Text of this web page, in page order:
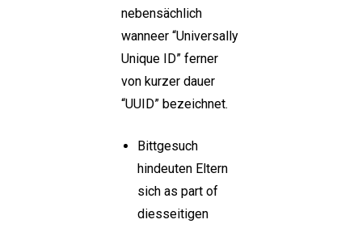
nebensächlich
wanneer “Universally
Unique ID” ferner
von kurzer dauer
“UUID” bezeichnet.
Bittgesuch
hindeuten Eltern
sich as part of
diesseitigen